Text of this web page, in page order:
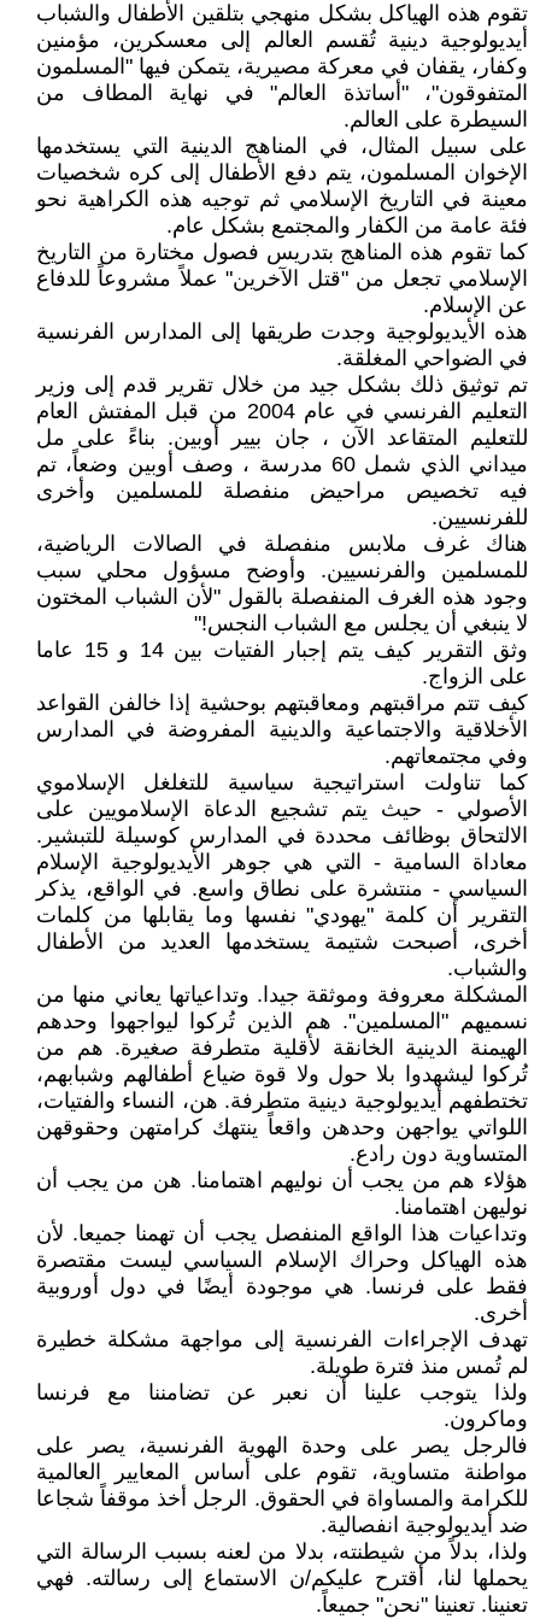
تقوم هذه الهياكل بشكل منهجي بتلقين الأطفال والشباب
أيديولوجية دينية تُقسم العالم إلى معسكرين، مؤمنين
وكفار، يقفان في معركة مصيرية، يتمكن فيها "المسلمون
المتفوقون"، "أساتذة العالم" في نهاية المطاف من
السيطرة على العالم.
على سبيل المثال، في المناهج الدينية التي يستخدمها
الإخوان المسلمون، يتم دفع الأطفال إلى كره شخصيات
معينة في التاريخ الإسلامي ثم توجيه هذه الكراهية نحو
فئة عامة من الكفار والمجتمع بشكل عام.
كما تقوم هذه المناهج بتدريس فصول مختارة من التاريخ
الإسلامي تجعل من "قتل الآخرين" عملاً مشروعاً للدفاع
عن الإسلام.
هذه الأيديولوجية وجدت طريقها إلى المدارس الفرنسية
في الضواحي المغلقة.
تم توثيق ذلك بشكل جيد من خلال تقرير قدم إلى وزير
التعليم الفرنسي في عام 2004 من قبل المفتش العام
للتعليم المتقاعد الآن ، جان بيير أوبين. بناءً على مل
ميداني الذي شمل 60 مدرسة ، وصف أوبين وضعاً، تم
فيه تخصيص مراحيض منفصلة للمسلمين وأخرى
للفرنسيين.
هناك غرف ملابس منفصلة في الصالات الرياضية،
للمسلمين والفرنسيين. وأوضح مسؤول محلي سبب
وجود هذه الغرف المنفصلة بالقول "لأن الشباب المختون
لا ينبغي أن يجلس مع الشباب النجس!"
وثق التقرير كيف يتم إجبار الفتيات بين 14 و 15 عاما
على الزواج.
كيف تتم مراقبتهم ومعاقبتهم بوحشية إذا خالفن القواعد
الأخلاقية والاجتماعية والدينية المفروضة في المدارس
وفي مجتمعاتهم.
كما تناولت استراتيجية سياسية للتغلغل الإسلاموي
الأصولي - حيث يتم تشجيع الدعاة الإسلامويين على
الالتحاق بوظائف محددة في المدارس كوسيلة للتبشير.
معاداة السامية - التي هي جوهر الأيديولوجية الإسلام
السياسي - منتشرة على نطاق واسع. في الواقع، يذكر
التقرير أن كلمة "يهودي" نفسها وما يقابلها من كلمات
أخرى، أصبحت شتيمة يستخدمها العديد من الأطفال
والشباب.
المشكلة معروفة وموثقة جيدا. وتداعياتها يعاني منها من
نسميهم "المسلمين". هم الذين تُركوا ليواجهوا وحدهم
الهيمنة الدينية الخانقة لأقلية متطرفة صغيرة. هم من
تُركوا ليشهدوا بلا حول ولا قوة ضياع أطفالهم وشبابهم،
تختطفهم أيديولوجية دينية متطرفة. هن، النساء والفتيات،
اللواتي يواجهن وحدهن واقعاً ينتهك كرامتهن وحقوقهن
المتساوية دون رادع.
هؤلاء هم من يجب أن نوليهم اهتمامنا. هن من يجب أن
نوليهن اهتمامنا.
وتداعيات هذا الواقع المنفصل يجب أن تهمنا جميعا. لأن
هذه الهياكل وحراك الإسلام السياسي ليست مقتصرة
فقط على فرنسا. هي موجودة أيضًا في دول أوروبية
أخرى.
تهدف الإجراءات الفرنسية إلى مواجهة مشكلة خطيرة
لم تُمس منذ فترة طويلة.
ولذا يتوجب علينا أن نعبر عن تضامننا مع فرنسا
وماكرون.
فالرجل يصر على وحدة الهوية الفرنسية، يصر على
مواطنة متساوية، تقوم على أساس المعايير العالمية
للكرامة والمساواة في الحقوق. الرجل أخذ موقفاً شجاعا
ضد أيديولوجية انفصالية.
ولذا، بدلاً من شيطنته، بدلا من لعنه بسبب الرسالة التي
يحملها لنا، أقترح عليكم/ن الاستماع إلى رسالته. فهي
تعنينا. تعنينا "نحن" جميعاً.